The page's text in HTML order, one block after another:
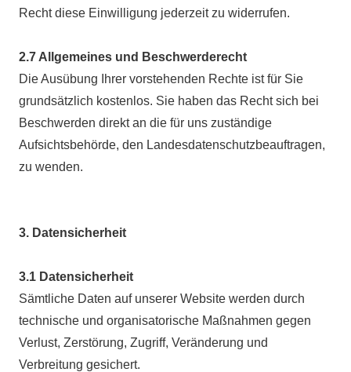
Recht diese Einwilligung jederzeit zu widerrufen.
2.7 Allgemeines und Beschwerderecht
Die Ausübung Ihrer vorstehenden Rechte ist für Sie
grundsätzlich kostenlos. Sie haben das Recht sich bei
Beschwerden direkt an die für uns zuständige
Aufsichtsbehörde, den Landesdatenschutzbeauftragen,
zu wenden.
3. Datensicherheit
3.1 Datensicherheit
Sämtliche Daten auf unserer Website werden durch
technische und organisatorische Maßnahmen gegen
Verlust, Zerstörung, Zugriff, Veränderung und
Verbreitung gesichert.